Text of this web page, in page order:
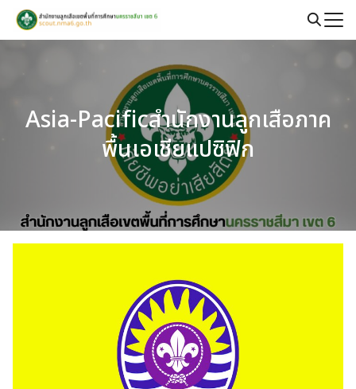
Skip
Asia-Pacificสำนักงานลูกเสือภาค
พื้นเอเชียแปซิฟิก